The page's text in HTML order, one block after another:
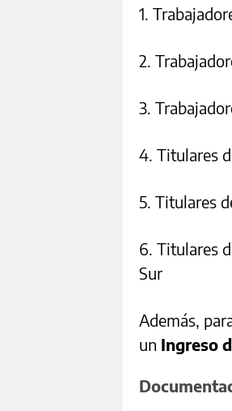
1.
2.
3.
4. Titulares
5. Titulares
6. Titulares
Sur
Además,
un Ingreso